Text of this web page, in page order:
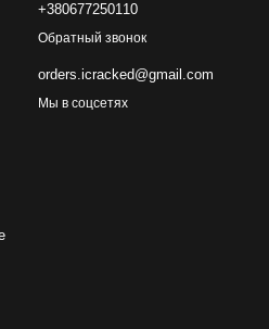
+380677250110
Обратный звонок
orders.icracked@gmail.com
Мы в соцсетях